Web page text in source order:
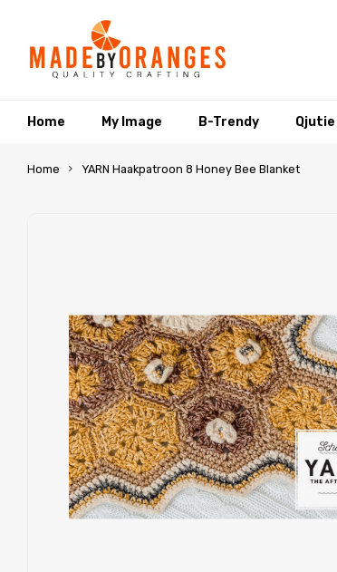
Home My Image B-Trendy
Home YARN Haakpatroon 8 Honey Bee Blanket